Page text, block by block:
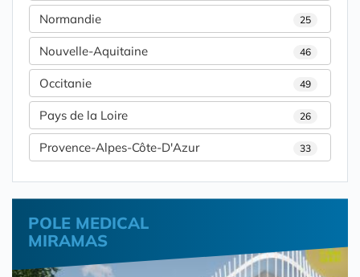
Normandie 25
Nouvelle-Aquitaine 46
Occitanie 49
Pays de la Loire 26
Provence-Alpes-Côte-D'Azur 33
POLE MEDICAL
MIRAMAS